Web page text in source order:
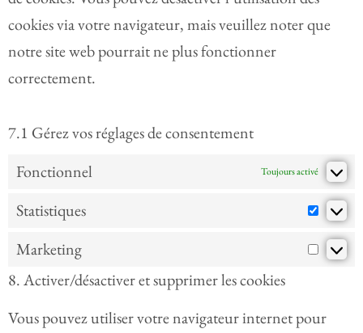
cookies via votre navigateur, mais veuillez noter que
notre site web pourrait ne plus fonctionner
correctement.
7.1 Gérez vos réglages de consentement
Fonctionnel
Toujours activé
Statistiques
Marketing
8. Activer/désactiver et supprimer les cookies
Vous pouvez utiliser votre navigateur internet pour